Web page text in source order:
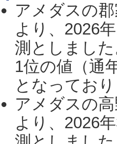
アメダスの
より、2026
測としまし
1位の値（通
となってお
アメダスの
より、2026